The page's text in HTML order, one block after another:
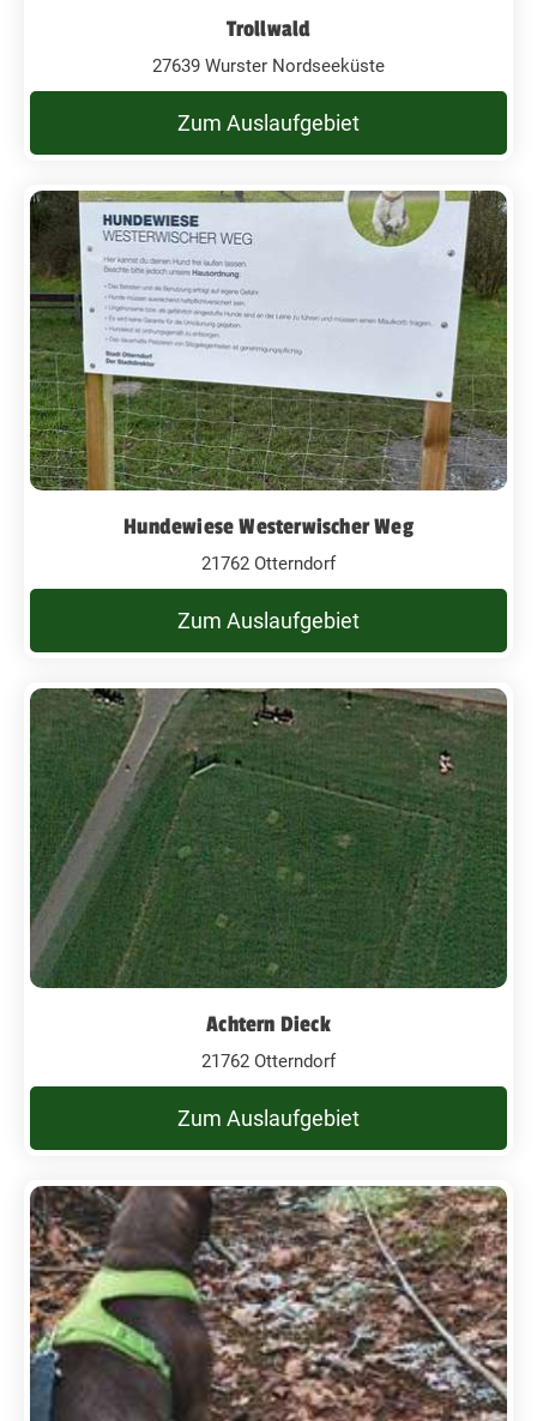
Trollwald
27639 Wurster Nordseeküste
Zum Auslaufgebiet
Hundewiese Westerwischer Weg
21762 Otterndorf
Zum Auslaufgebiet
Achtern Dieck
21762 Otterndorf
Zum Auslaufgebiet